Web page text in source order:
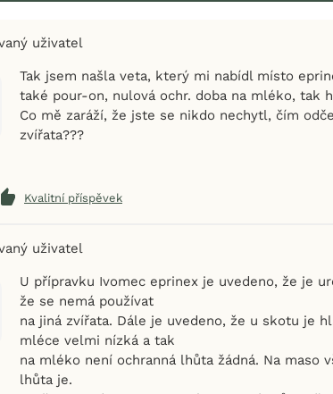
uživatel
Tak jsem našla veta, který mi nabídl místo
také pour-on, nulová ochr. doba na mléko, tak
Co mě zaráží, že jste se nikdo nechytl, čím
zvířata???
Kvalitní příspěvek
uživatel
U přípravku Ivomec eprinex je uvedeno, že je
že se nemá používat
na jiná zvířata. Dále je uvedeno, že u skotu je
mléce velmi nízká a tak
na mléko není ochranná lhůta žádná. Na maso
lhůta je.